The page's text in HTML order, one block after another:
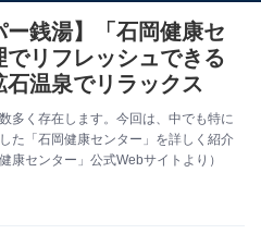
ー銭湯】「石岡健康セ
リフレッシュできる
温泉でリラックス
多く存在します。今回は、中でも特に
た「石岡健康センター」を詳しく紹介
康センター」公式Webサイトより）